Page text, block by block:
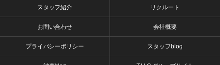
スタッフ紹介 リクルート
お問い合わせ 会社概要
プライバシーポリシー スタッフblog